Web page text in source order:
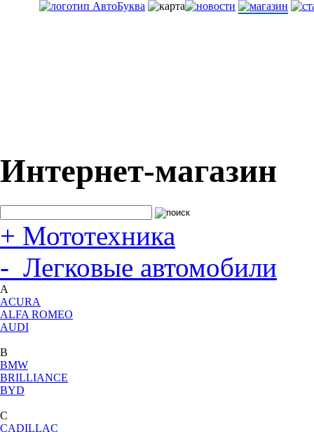
Интернет-магазин
+ Мототехника
- Легковые автомобили
A
ACURA
ALFA ROMEO
AUDI
B
BMW
BRILLIANCE
BYD
C
CADILLAC